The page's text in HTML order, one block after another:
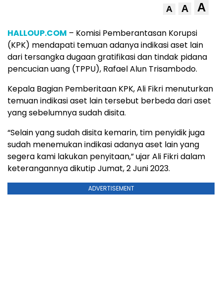
A A A
HALLOUP.COM – Komisi Pemberantasan Korupsi
(KPK) mendapati temuan adanya indikasi aset lain
dari tersangka dugaan gratifikasi dan tindak pidana
pencucian uang (TPPU), Rafael Alun Trisambodo.
Kepala Bagian Pemberitaan KPK, Ali Fikri menuturkan
temuan indikasi aset lain tersebut berbeda dari aset
yang sebelumnya sudah disita.
“Selain yang sudah disita kemarin, tim penyidik juga
sudah menemukan indikasi adanya aset lain yang
segera kami lakukan penyitaan,” ujar Ali Fikri dalam
keterangannya dikutip Jumat, 2 Juni 2023.
ADVERTISEMENT